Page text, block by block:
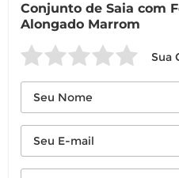
Conjunto de Saia com
Alongado Marrom
Sua